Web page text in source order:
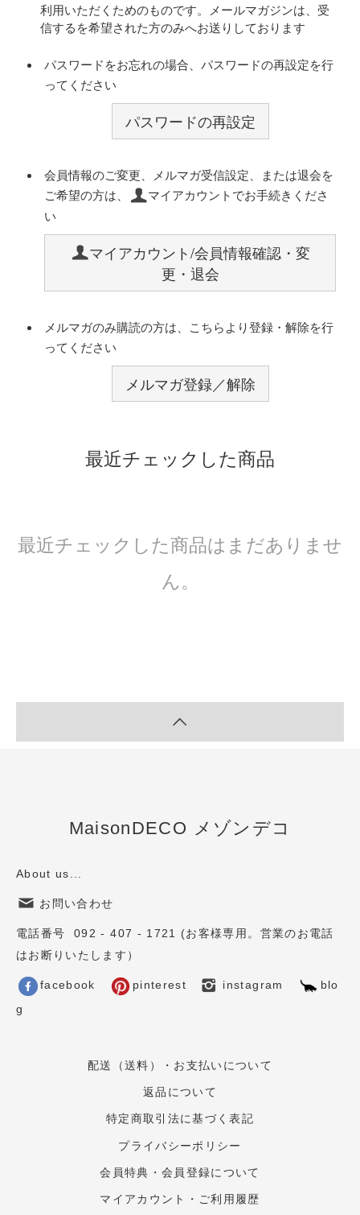
利用いただくためのものです。メールマガジンは、受
信するを希望された方のみへお送りしております
パスワードをお忘れの場合、パスワードの再設定を行
ってください
パスワードの再設定
会員情報のご変更、メルマガ受信設定、または退会を
ご希望の方は、
マイアカウントでお手続きくださ
い
マイアカウント/会員情報確認・変
更・退会
メルマガのみ購読の方は、こちらより登録・解除を行
ってください
メルマガ登録／解除
最近チェックした商品
最近チェックした商品はまだありませ
ん。
MaisonDECO メゾンデコ
About us...
お問い合わせ
電話番号 092 - 407 - 1721 (お客様専用。営業のお電話
はお断りいたします）
facebook pinterest instagram
blo
g
配送（送料）・お支払いについて
返品について
特定商取引法に基づく表記
プライバシーポリシー
会員特典・会員登録について
マイアカウント・ご利用履歴